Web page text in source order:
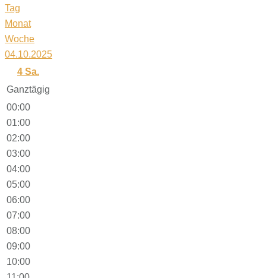
Tag
Monat
Woche
04.10.2025
4 Sa.
Ganztägig
00:00
01:00
02:00
03:00
04:00
05:00
06:00
07:00
08:00
09:00
10:00